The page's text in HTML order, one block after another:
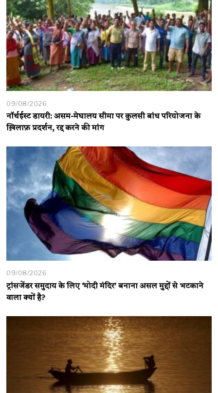
09/08/2026
नॉर्थईस्ट डायरी: असम-मेघालय सीमा पर कुलसी बांध परियोजना के
ख़िलाफ़ प्रदर्शन, रद्द करने की मांग
09/08/2026
ट्रांसजेंडर समुदाय के लिए ‘मोदी मंदिर’ बनाना असल मुद्दों से भटकाने
वाला क्यों है?